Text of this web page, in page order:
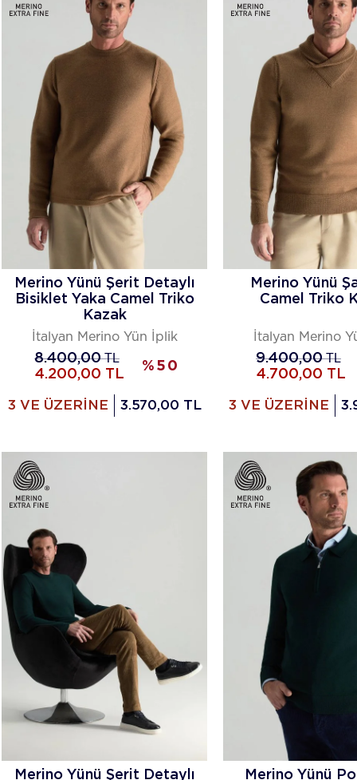
Merino Yünü Şerit Detaylı
Bisiklet Yaka Camel Triko
Kazak
İtalyan Merino Yün İplik
8.400,00TL
4.200,00 TL
% 50
3 VE ÜZERİNE 3.570,00 TL
Merino Yünü
Camel Triko
İtalyan Merino
9.400,00TL
4.700,00 TL
3 VE ÜZERİNE
Merino Yünü Şerit Detaylı
Merino Yünü